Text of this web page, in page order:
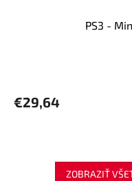
PS3 -
€29,64
ZOBRAZIŤ